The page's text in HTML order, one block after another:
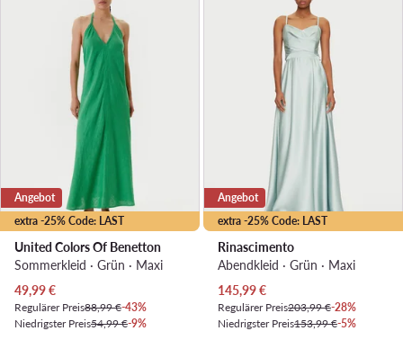
extra -25% Code: LAST
Angebot
United Colors Of Benetton
Sommerkleid · Grün · Maxi
Aktueller Preis
49,99€
Regulärer Preis88,99 €-43%
Niedrigster Preis54,99 €-9%
extra -25% Code: LAST
Angebot
Rinascimento
Abendkleid · Grün · Maxi
Aktueller Preis
145,99€
Regulärer Preis203,99 €-28%
Niedrigster Preis153,99 €-5%